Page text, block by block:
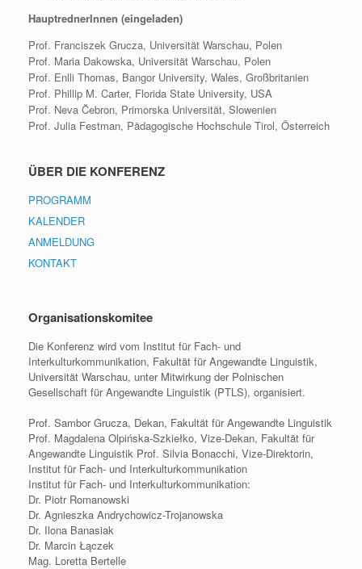
HauptrednerInnen (eingeladen)
Prof. Franciszek Grucza, Universität Warschau, Polen
Prof. Maria Dakowska, Universität Warschau, Polen
Prof. Enlli Thomas, Bangor University, Wales, Großbritanien
Prof. Phillip M. Carter, Florida State University, USA
Prof. Neva Čebron, Primorska Universität, Slowenien
Prof. Julia Festman, Pädagogische Hochschule Tirol, Österreich
ÜBER DIE KONFERENZ
PROGRAMM
KALENDER
ANMELDUNG
KONTAKT
Organisationskomitee
Die Konferenz wird vom Institut für Fach- und
Interkulturkommunikation, Fakultät für Angewandte Linguistik,
Universität Warschau, unter Mitwirkung der Polnischen
Gesellschaft für Angewandte Linguistik (PTLS), organisiert.
Prof. Sambor Grucza, Dekan, Fakultät für Angewandte Linguistik
Prof. Magdalena Olpińska-Szkiełko, Vize-Dekan, Fakultät für
Angewandte Linguistik Prof. Silvia Bonacchi, Vize-Direktorin,
Institut für Fach- und Interkulturkommunikation
Institut für Fach- und Interkulturkommunikation:
Dr. Piotr Romanowski
Dr. Agnieszka Andrychowicz-Trojanowska
Dr. Ilona Banasiak
Dr. Marcin Łączek
Mag. Loretta Bertelle